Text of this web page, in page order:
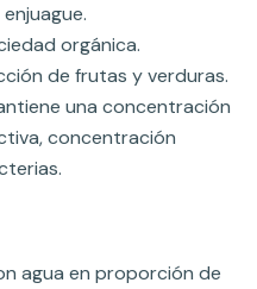
orgánica.
de frutas y verduras.
una concentración
concentración
agua en proporción de